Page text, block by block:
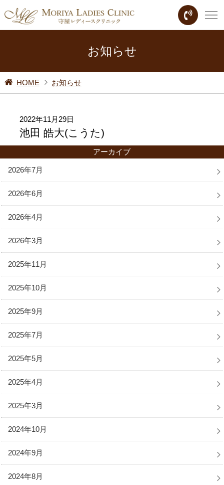
お知らせ
HOME お知らせ
2022年11月29日
池田 皓大(こうた)
アーカイブ
2026年7月
2026年6月
2026年4月
2026年3月
2025年11月
2025年10月
2025年9月
2025年7月
2025年5月
2025年4月
2025年3月
2024年10月
2024年9月
2024年8月